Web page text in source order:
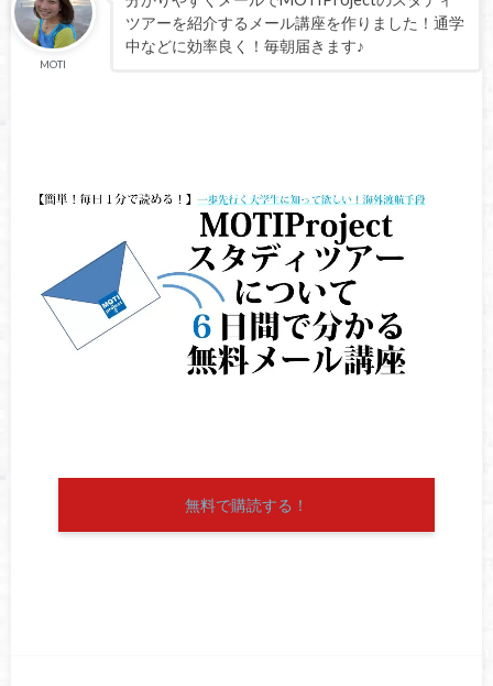
MOTI
ツアーを紹介するメール講座を作りました！通学
中などに効率良く！毎朝届きます♪
無料で購読する！